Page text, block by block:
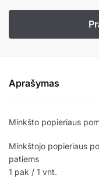
Aprašymas
Minkšto popieriaus
Minkštojo popieriaus
patiems
1 pak / 1 vnt.